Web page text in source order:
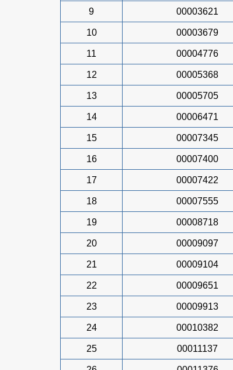
9 00003621
10 00003679
11 00004776
12 00005368
13 00005705
14 00006471
15 00007345
16 00007400
17 00007422
18 00007555
19 00008718
20 00009097
21 00009104
22 00009651
23 00009913
24 00010382
25 00011137